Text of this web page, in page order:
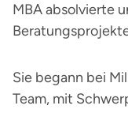
MBA absolvierte
Sie begann bei
Team, mit